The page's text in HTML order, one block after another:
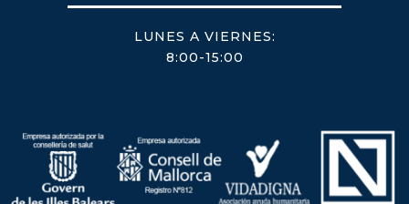
LUNES A VIERNES:
8:00-15:00